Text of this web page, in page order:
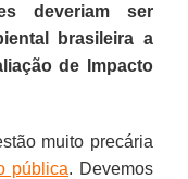
deveriam ser
brasileira a
de Impacto
muito precária
pública. Devemos